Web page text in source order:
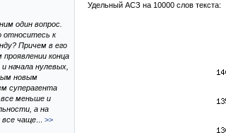
Удельный АСЗ на 10000 слов текста:
один вопрос.
относитесь к
Причем в его
конца
начала нулевых,
новым
суперагента
меньше и
а на
все чаще
>>